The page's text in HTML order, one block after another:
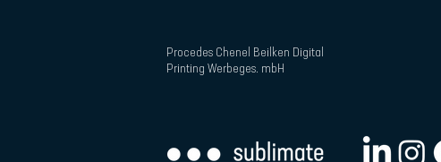
Procedes Chenel Beilken Digital
Printing Werbeges. mbH